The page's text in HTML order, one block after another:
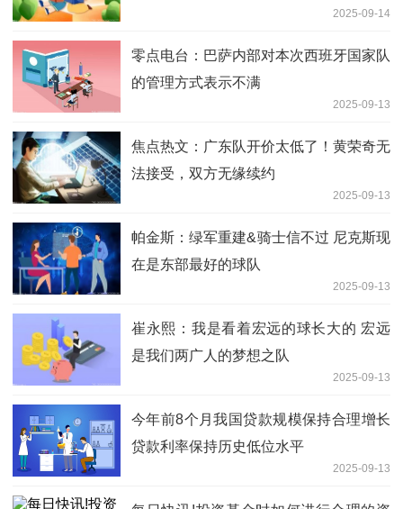
2025-09-14
零点电台：巴萨内部对本次西班牙国家队
的管理方式表示不满
2025-09-13
焦点热文：广东队开价太低了！黄荣奇无
法接受，双方无缘续约
2025-09-13
帕金斯：绿军重建&骑士信不过 尼克斯现
在是东部最好的球队
2025-09-13
崔永熙：我是看着宏远的球长大的 宏远
是我们两广人的梦想之队
2025-09-13
今年前8个月我国贷款规模保持合理增长
贷款利率保持历史低位水平
2025-09-13